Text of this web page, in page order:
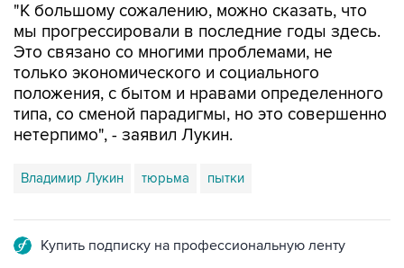
"К большому сожалению, можно сказать, что
мы прогрессировали в последние годы здесь.
Это связано со многими проблемами, не
только экономического и социального
положения, с бытом и нравами определенного
типа, со сменой парадигмы, но это совершенно
нетерпимо", - заявил Лукин.
Владимир Лукин тюрьма пытки
Купить подписку на профессиональную ленту